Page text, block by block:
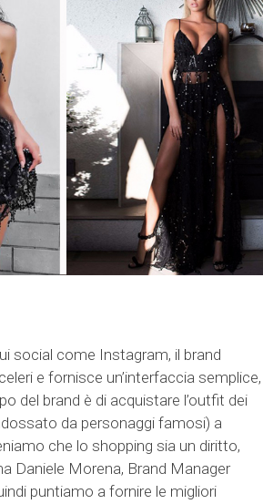
social come Instagram, il brand
e fornisce un’interfaccia semplice,
del brand è di acquistare l’outfit dei
da personaggi famosi) a
che lo shopping sia un diritto,
Daniele Morena, Brand Manager
puntiamo a fornire le migliori